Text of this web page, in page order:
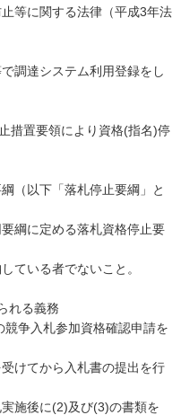
等に関する法律（平成3年法
調達システム利用登録をし
置要領により資格(指名)停
（以下「落札停止要綱」と
綱に定める落札資格停止要
いる者でないこと。
れる義務
争入札参加資格確認申請を
けてから入札書の提出を行
施後に(2)及び(3)の書類を